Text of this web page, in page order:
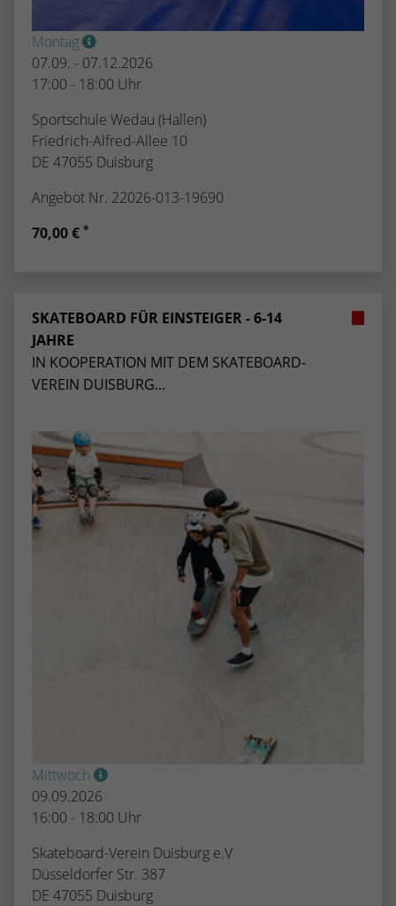
Montag
07.09. - 07.12.2026
17:00 - 18:00 Uhr
Sportschule Wedau (Hallen)
Friedrich-Alfred-Allee 10
DE 47055 Duisburg
Angebot Nr. 22026-013-19690
70,00 € *
SKATEBOARD FÜR EINSTEIGER - 6-14
JAHRE
IN KOOPERATION MIT DEM SKATEBOARD-
VEREIN DUISBURG...
Mittwoch
09.09.2026
16:00 - 18:00 Uhr
Skateboard-Verein Duisburg e.V
Düsseldorfer Str. 387
DE 47055 Duisburg